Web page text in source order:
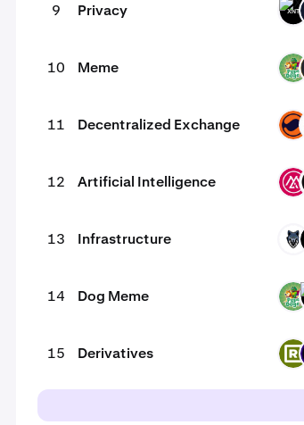
9 Privacy XNT
10 Meme PODGE
11 Decentralized Exchange MMT
12 Artificial Intelligence MSAI
13 Infrastructure TRN
14 Dog Meme PODGE
15 Derivatives RWAX